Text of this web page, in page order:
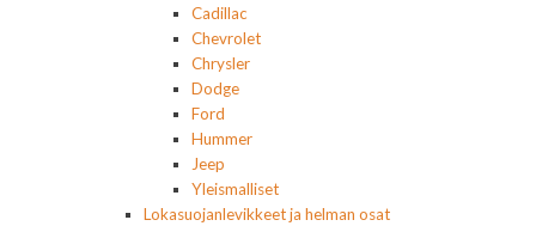
Cadillac
Chevrolet
Chrysler
Dodge
Ford
Hummer
Jeep
Yleismalliset
Lokasuojanlevikkeet ja helman osat